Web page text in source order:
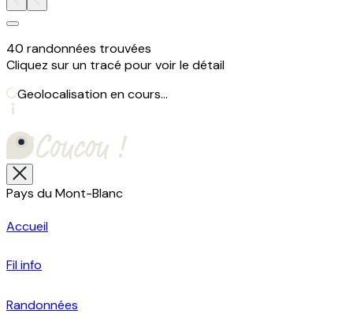
40 randonnées trouvées
Cliquez sur un tracé pour voir le détail
Geolocalisation en cours...
Pays du Mont-Blanc
Accueil
Fil info
Randonnées